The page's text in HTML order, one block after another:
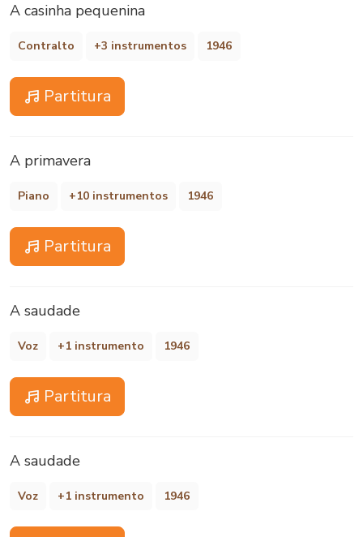
A casinha pequenina
Contralto +3 instrumentos 1946
Partitura
A primavera
Piano +10 instrumentos 1946
Partitura
A saudade
Voz +1 instrumento 1946
Partitura
A saudade
Voz +1 instrumento 1946